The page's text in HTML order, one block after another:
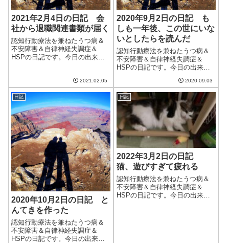
2021年2月4日の日記 会
社から退職関連書類が届く
認知行動療法を兼ねたうつ病＆
不安障害＆自律神経失調症＆
HSPの日記です。今日の出来事
の暖かい気候が続くようで何よ
りだ。午前中はブログの更新と
クラウドワークス。クラウドワ
ークスはまたミス...
2021.02.05
2020年9月2日の日記 も
しも一年後、この世にいな
いとしたらを読んだ
認知行動療法を兼ねたうつ病＆
不安障害＆自律神経失調症＆
HSPの日記です。今日の出来事
った。午前中は比較的涼しかっ
たものの、その後暑くなり、さ
らに夕方にはゲリラ豪雨。うつ
的な人にはつらい天気。午前中
は妻と散歩。20...
2020.09.03
日記
2020年10月2日の日記 と
んてきを作った
認知行動療法を兼ねたうつ病＆
不安障害＆自律神経失調症＆
HSPの日記です。今日の出来事
日記
2022年3月2日の日記
猫、遊びすぎて疲れる
認知行動療法を兼ねたうつ病＆
不安障害＆自律神経失調症＆
HSPの日記です。今日の出来事